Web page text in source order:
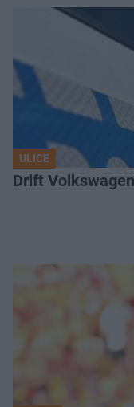
ULICE
Drift